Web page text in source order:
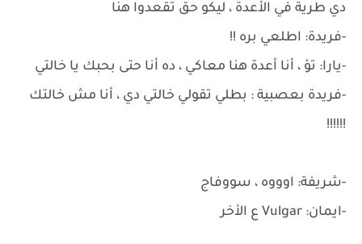
دي طرية في الأعدة ، ليكو حق تقعدوا هنا
-فريدة: اطلعي بره !!
-يارا: تؤ ، أنا أعدة هنا معاكي ، ده أنا حتى بحبك يا خالتي
-فريدة بعصبية : بطلي تقولي خالتي دي ، أنا مش خالتك
!!!!!!
-شريفة: اوووه ، سووفاج
-ايمان: Vulgar ع الأخر